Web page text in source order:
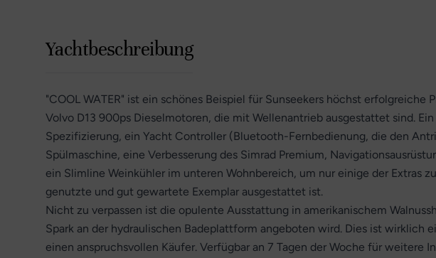
Yachtbeschreibung
"COOL WATER" ist ein schönes Beispiel für Sunseekers höchst erfolgreiche
Volvo D13 900ps Dieselmotoren, die mit Wellenantrieb ausgestattet sind.
Spezifizierung, ein Yacht Controller (Bluetooth-Fernbedienung, die den
Spülmaschine, eine Verbesserung des Simrad Premium,
ein Slimline Weinkühler im unteren Wohnbereich, um nur einige der Extras
genutzte und gut gewartete Exemplar ausgestattet ist.
Nicht zu verpassen ist die opulente Ausstattung in amerikanischem
Spark an der hydraulischen Badeplattform angeboten wird. Dies ist wirklich
einen anspruchsvollen Käufer. Verfügbar an 7 Tagen der Woche für weitere